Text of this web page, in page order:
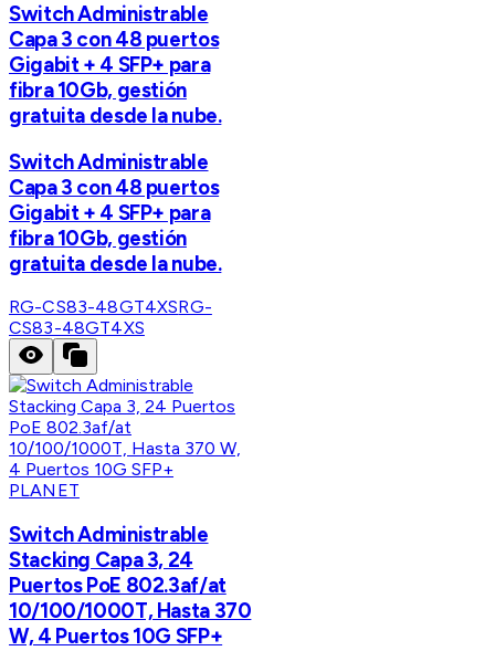
Switch Administrable
Capa 3 con 48 puertos
Gigabit + 4 SFP+ para
fibra 10Gb, gestión
gratuita desde la nube.
Switch Administrable
Capa 3 con 48 puertos
Gigabit + 4 SFP+ para
fibra 10Gb, gestión
gratuita desde la nube.
RG-CS83-48GT4XSRG-
CS83-48GT4XS
PLANET
Switch Administrable
Stacking Capa 3, 24
Puertos PoE 802.3af/at
10/100/1000T, Hasta 370
W, 4 Puertos 10G SFP+